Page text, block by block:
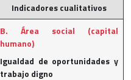
Indicadores cualitativos
B. Área social (capital
humano)
Igualdad de oportunidades y
trabajo digno